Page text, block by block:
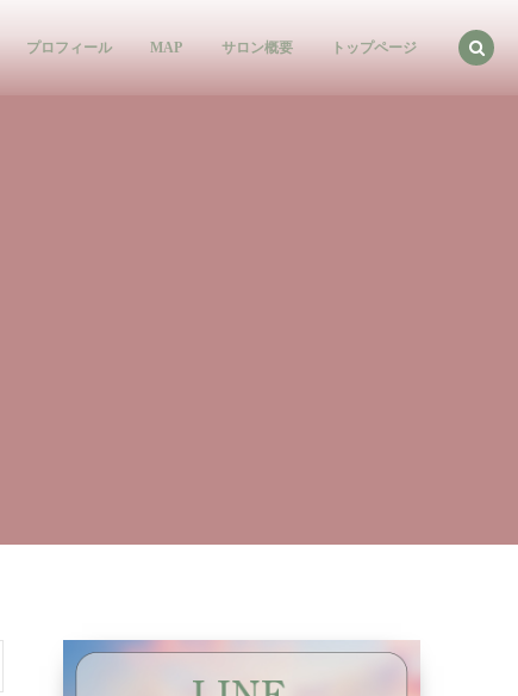
プロフィール MAP サロン概要 トップページ